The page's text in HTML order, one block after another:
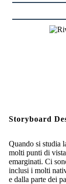
Storyboard
Quando si studia
molti punti di
emarginati. Ci
inclusi i molti
e dalla parte dei